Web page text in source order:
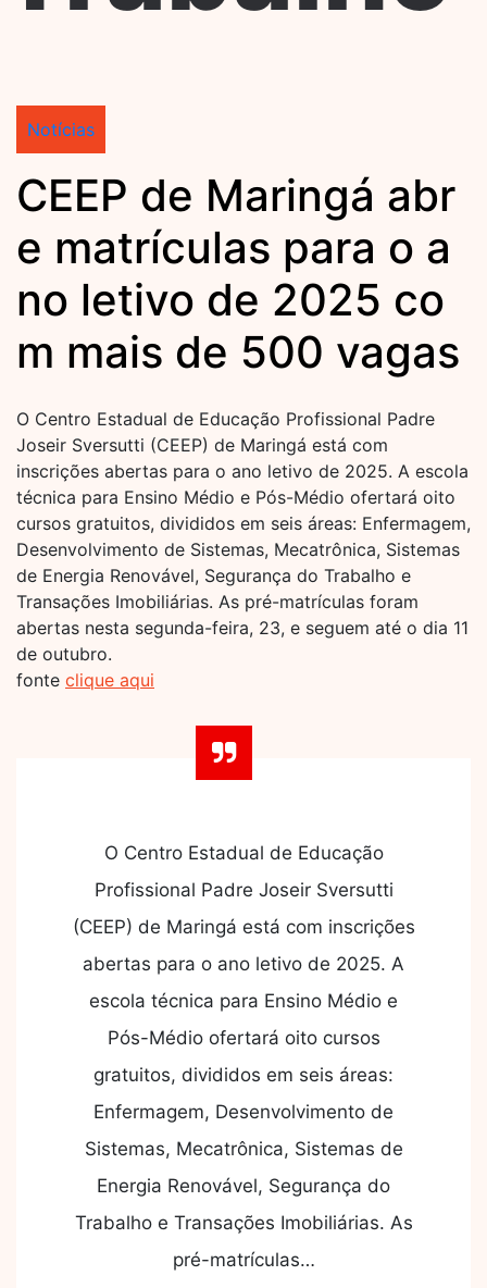
Notícias
CEEP de Maringá abr
e matrículas para o a
no letivo de 2025 co
m mais de 500 vagas
O Centro Estadual de Educação Profissional Padre
Joseir Sversutti (CEEP) de Maringá está com
inscrições abertas para o ano letivo de 2025. A escola
técnica para Ensino Médio e Pós-Médio ofertará oito
cursos gratuitos, divididos em seis áreas: Enfermagem,
Desenvolvimento de Sistemas, Mecatrônica, Sistemas
de Energia Renovável, Segurança do Trabalho e
Transações Imobiliárias. As pré-matrículas foram
abertas nesta segunda-feira, 23, e seguem até o dia 11
de outubro.
fonte clique aqui
O Centro Estadual de Educação
Profissional Padre Joseir Sversutti
(CEEP) de Maringá está com inscrições
abertas para o ano letivo de 2025. A
escola técnica para Ensino Médio e
Pós-Médio ofertará oito cursos
gratuitos, divididos em seis áreas:
Enfermagem, Desenvolvimento de
Sistemas, Mecatrônica, Sistemas de
Energia Renovável, Segurança do
Trabalho e Transações Imobiliárias. As
pré-matrículas…